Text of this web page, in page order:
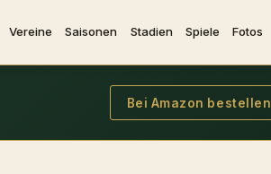
Vereine Saisonen Stadien Spiele Fotos
Bei Amazon bestellen